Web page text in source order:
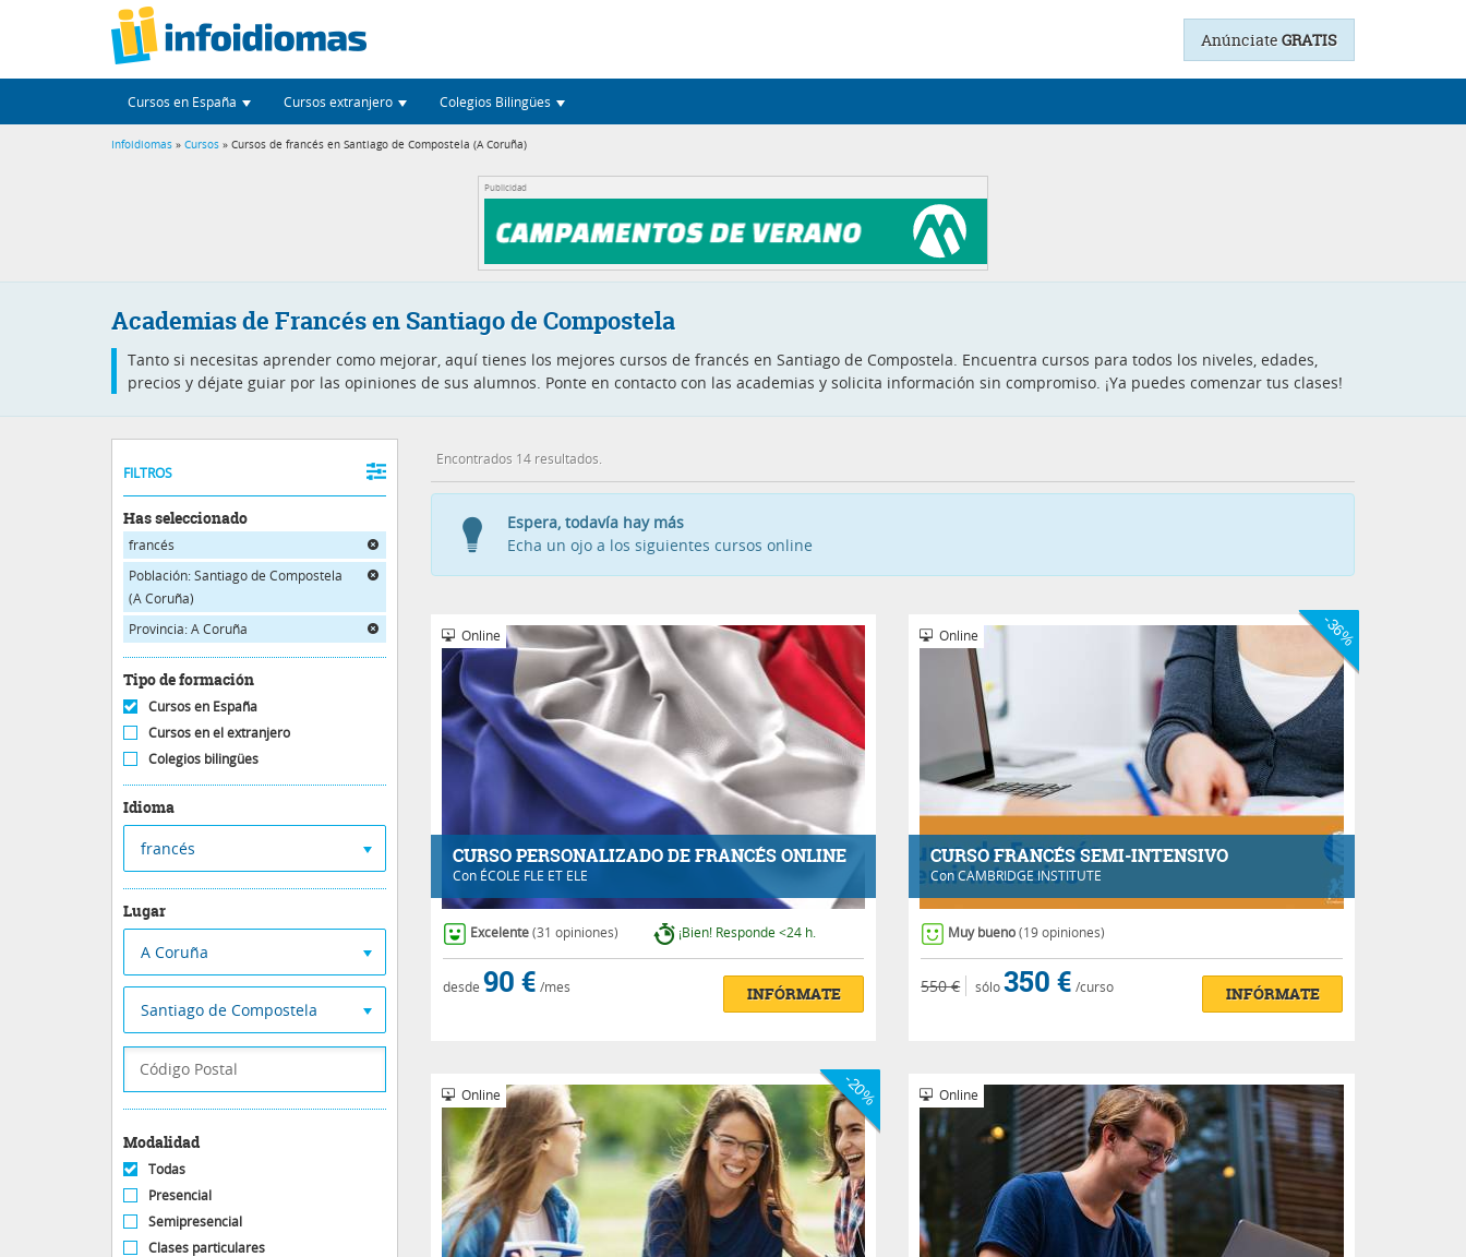
AnúnciateGRATIS
Cursos en España Cursos extranjero Colegios Bilingües
Infoidiomas » Cursos » Cursos de francés en Santiago de Compostela (A Coruña)
Publicidad
Academias de Francés en Santiago de Compostela
Tanto si necesitas aprender como mejorar, aquí tienes los mejores cursos de francés en Santiago de Compostela. Encuentra cursos para todos los niveles, edades,
precios y déjate guiar por las opiniones de sus alumnos. Ponte en contacto con las academias y solicita información sin compromiso. ¡Ya puedes comenzar tus clases!
FILTROS
Has seleccionado
francés
Población: Santiago de Compostela
(A Coruña)
Provincia: A Coruña
Tipo de formación
Cursos en España
Cursos en el extranjero
Colegios bilingües
Idioma
francés
Lugar
A Coruña
Santiago de Compostela
Modalidad
Todas
Presencial
Semipresencial
Clases particulares
Encontrados 14 resultados.
Espera, todavía hay más
Echa un ojo a los siguientes cursos online
CURSO PERSONALIZADO DE FRANCÉS ONLINE
Con ÉCOLE FLE ET ELE
Online
Excelente (31 opiniones) ¡Bien! Responde <24 h.
desde 90 € /mes INFÓRMATE
CURSO FRANCÉS SEMI-INTENSIVO
ConCAMBRIDGE INSTITUTE
Online -36%
Muy bueno (19 opiniones)
550 € sólo350 € /curso INFÓRMATE
Online -20% Online